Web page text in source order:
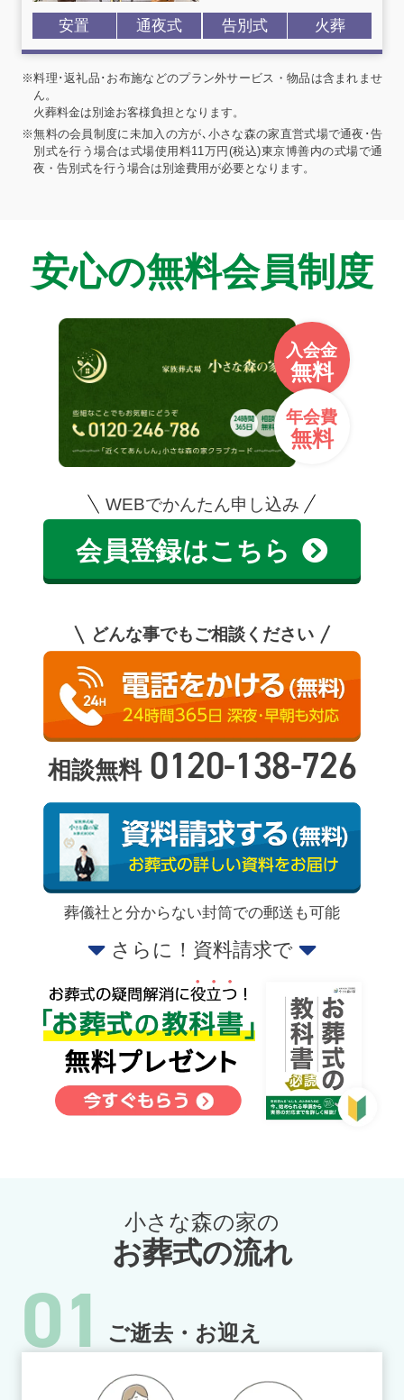
安置 通夜式 告別式 火葬
※料理･返礼品･お布施などのプラン外サービス・物品は含まれませ
ん。
火葬料金は別途お客様負担となります。
※無料の会員制度に未加入の方が､小さな森の家直営式場で通夜･告
別式を行う場合は式場使用料11万円(税込)東京博善内の式場で通
夜・告別式を行う場合は別途費用が必要となります。
安心の無料会員制度
入会金
無料
年会費
無料
WEBでかんたん申し込み
会員登録はこちら
どんな事でもご相談ください
相談無料 0120-138-726
葬儀社と分からない封筒での郵送も可能
さらに！資料請求で
小さな森の家の
お葬式の流れ
01 ご逝去・お迎え